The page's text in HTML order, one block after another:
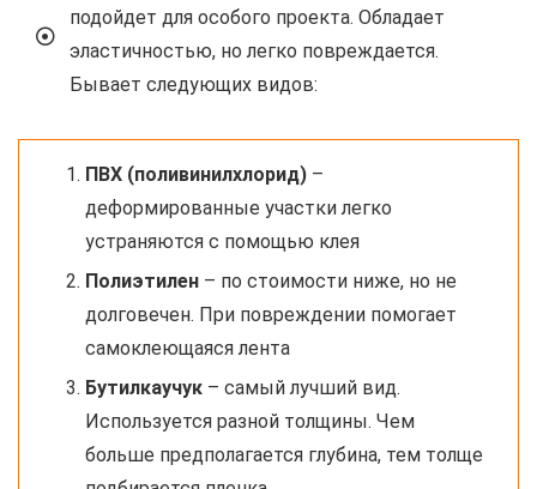
подойдет для особого проекта. Обладает
эластичностью, но легко повреждается.
Бывает следующих видов:
ПВХ (поливинилхлорид) –
деформированные участки легко
устраняются с помощью клея
Полиэтилен – по стоимости ниже, но не
долговечен. При повреждении помогает
самоклеющаяся лента
Бутилкаучук – самый лучший вид.
Используется разной толщины. Чем
больше предполагается глубина, тем толще